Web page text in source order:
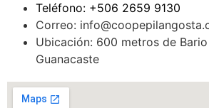
Teléfono: +506 2659 9130
Correo:
Ubicación: 600 metros de
Guanacaste